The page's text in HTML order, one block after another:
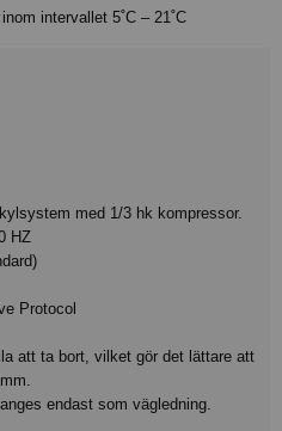
intervallet 5˚C – 21˚C
med 1/3 hk kompressor.
HZ
Protocol
att ta bort, vilket gör det lättare att
endast som vägledning.